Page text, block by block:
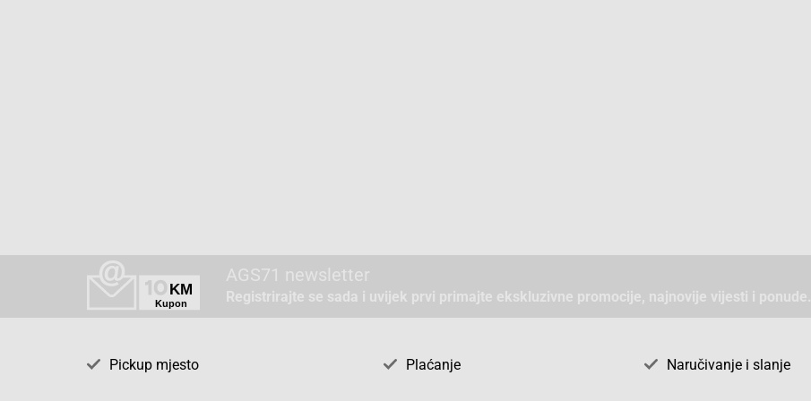
AGS71 newsletter
Registrirajte se sada i uvijek prvi primajte ekskluzivne promocije, najnovije vijesti i ponude.
Pickup mjesto Plaćanje Naručivanje i slanje